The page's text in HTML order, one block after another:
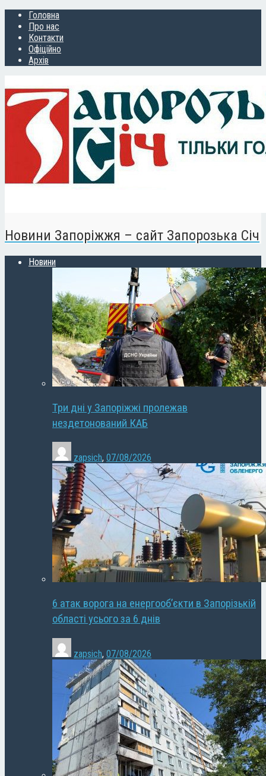
Головна
Про нас
Контакти
Офіційно
Архів
Новини Запоріжжя – сайт Запорозька Січ
Новини
Три дні у Запоріжжі пролежав
нездетонований КАБ
zapsich, 07/08/2026
6 атак ворога на енергооб’єкти в Запорізькій
області усього за 6 днів
zapsich, 07/08/2026